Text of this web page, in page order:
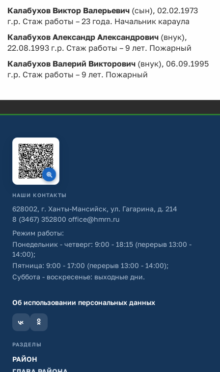
Калабухов Виктор Валерьевич (сын), 02.02.1973
г.р. Стаж работы – 23 года. Начальник караула
Калабухов Александр Александрович (внук),
22.08.1993 г.р. Стаж работы – 9 лет. Пожарный
Калабухов Валерий Викторович (внук), 06.09.1995
г.р. Стаж работы – 9 лет. Пожарный
НАШИ КОНТАКТЫ
628002, г. Ханты-Мансийск, ул. Гагарина, д. 214
8 (3467) 352800 office@hmrn.ru
Режим работы:
Понедельник - четверг: 9:00 - 18:15 (перерыв 13:00 -
14:00);
Пятница: 9:00 - 17:00 (перерыв 13:00 - 14:00);
Суббота - воскресенье: выходные дни.
Об использовании персональных данных
РАЗДЕЛЫ
РАЙОН